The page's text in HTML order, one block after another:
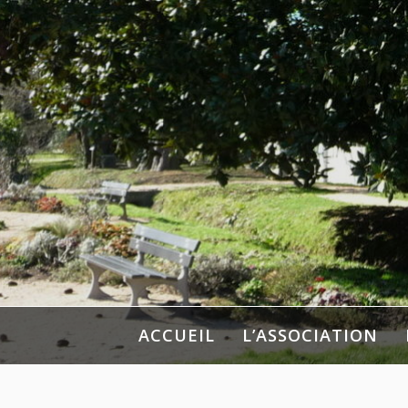
Aller
au
contenu
ACCUEIL L’ASSOCIATION